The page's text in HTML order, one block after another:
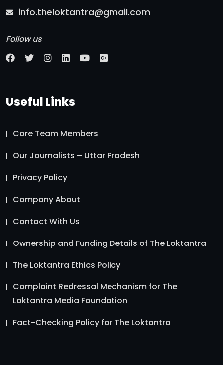
info.theloktantra@gmail.com
Follow us
Useful Links
Core Team Members
Our Journalists – Uttar Pradesh
Privacy Policy
Company About
Contact With Us
Ownership and Funding Details of The Loktantra
The Loktantra Ethics Policy
Complaint Redressal Mechanism for The
Loktantra Media Foundation
Fact-Checking Policy for The Loktantra